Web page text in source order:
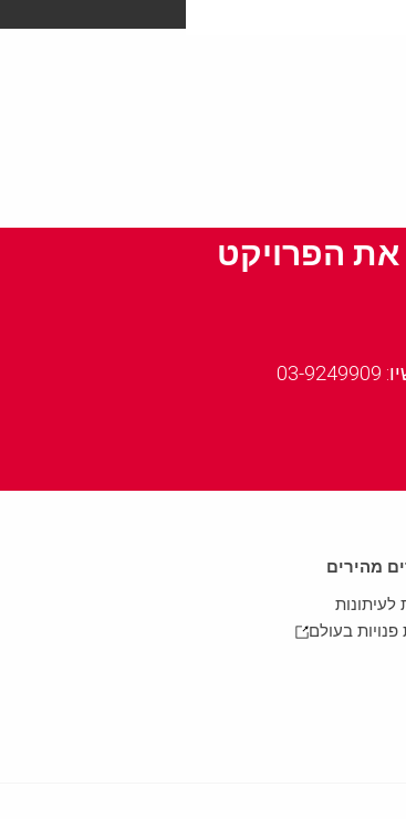
את הפרויקט
מהירים
לעיתונות
בעולם